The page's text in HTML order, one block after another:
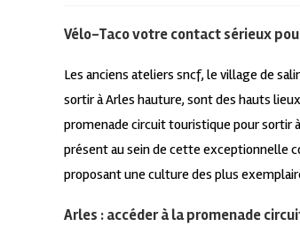
Vélo-Taco votre contact sérieux
Les anciens ateliers sncf, le village de
sortir à Arles hauture, sont des hauts
promenade circuit touristique pour sortir
présent au sein de cette exceptionnelle
proposant une culture des plus
Arles : accéder à la promenade